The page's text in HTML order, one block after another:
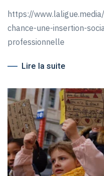
https://
chance-une-insertion-
professionnelle
Lire la suite